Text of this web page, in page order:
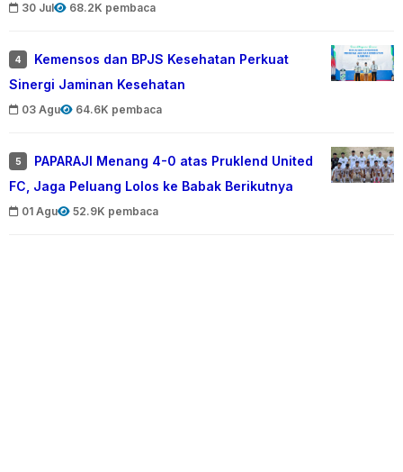
30 Jul 68.2K pembaca
4
Kemensos dan BPJS Kesehatan Perkuat
Sinergi Jaminan Kesehatan
03 Agu 64.6K pembaca
5
PAPARAJI Menang 4-0 atas Pruklend United
FC, Jaga Peluang Lolos ke Babak Berikutnya
01 Agu 52.9K pembaca